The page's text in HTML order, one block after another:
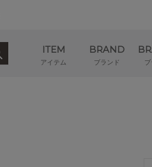
ITEM
アイテム
BRAND
ブランド